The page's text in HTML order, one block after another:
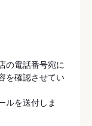
の電話番号宛に
を確認させてい
ルを送付しま